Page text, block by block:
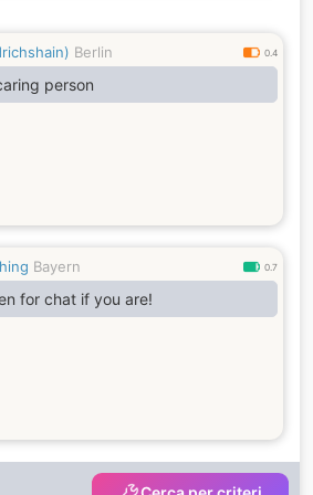
Berlin 0.4
person
Bayern 0.7
for chat if you are!